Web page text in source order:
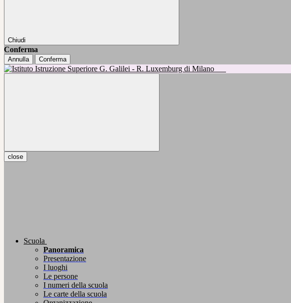
Chiudi
Conferma
Annulla Conferma
close
Scuola
Panoramica
Presentazione
I luoghi
Le persone
I numeri della scuola
Le carte della scuola